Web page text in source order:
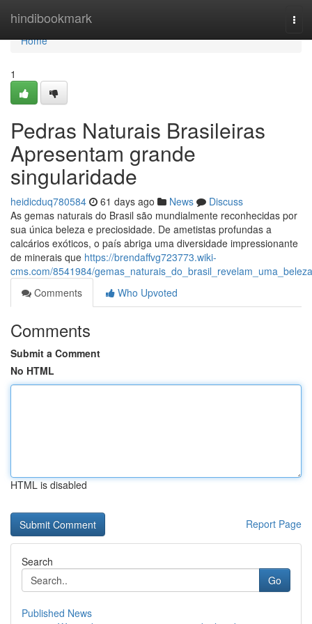
hindibookmark
Home
Home
1
Pedras Naturais Brasileiras
Apresentam grande
singularidade
heidicduq780584 61 days ago News
Discuss
As gemas naturais do Brasil são mundialmente reconhecidas por
sua única beleza e preciosidade. De ametistas profundas a
calcários exóticos, o país abriga uma diversidade impressionante
de minerais que https://brendaffvg723773.wiki-
cms.com/8541984/gemas_naturais_do_brasil_revelam_uma_beleza
Comments
Who Upvoted
Comments
Submit a Comment
No HTML
HTML is disabled
Report Page
Search
Go
Published News